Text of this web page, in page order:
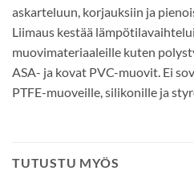
askarteluun, korjauksiin ja
Liimaus kestää
muovimateriaaleille kuten
ASA- ja kovat PVC-muovit. Ei
PTFE-muoveille, silikonille ja
TUTUSTU MYÖS